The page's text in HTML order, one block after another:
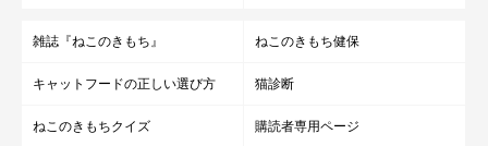
雑誌『ねこのきもち』 ねこのきもち健保
キャットフードの正しい選び方 猫診断
ねこのきもちクイズ 購読者専用ページ